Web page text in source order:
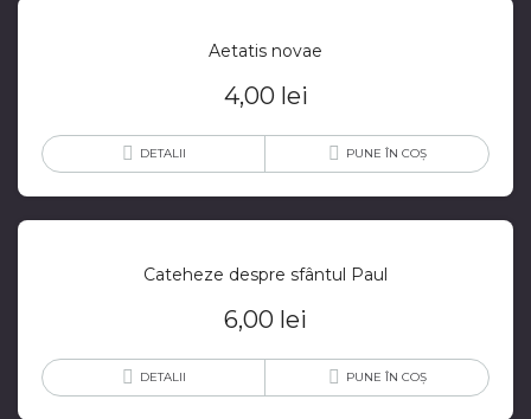
Aetatis novae
4,00 lei
DETALII PUNE ÎN COȘ
Cateheze despre sfântul Paul
6,00 lei
DETALII PUNE ÎN COȘ